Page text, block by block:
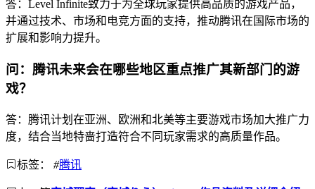
答：Level Infinite致力于为全球玩家提供高品质的游戏产品，
并通过技术、市场和电竞方面的支持，推动腾讯在国际市场的
扩展和影响力提升。
问：腾讯未来会在哪些地区重点推广其新部门的游
戏？
答：腾讯计划在亚洲、欧洲和北美等主要游戏市场加大推广力
度，结合当地特啬打造符合不同玩家需求的高质量作品。
标签： #腾讯